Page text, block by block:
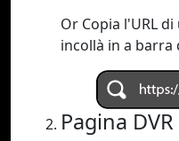
Or Copia l'URL
incollà in a barra
Pagina DVR